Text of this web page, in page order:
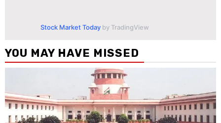
Stock Market Today by TradingView
YOU MAY HAVE MISSED